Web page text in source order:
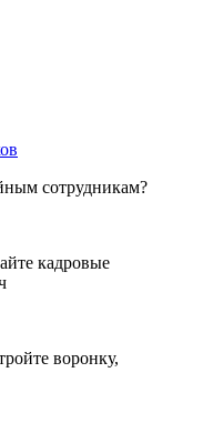
сотрудникам?
кадровые
воронку,